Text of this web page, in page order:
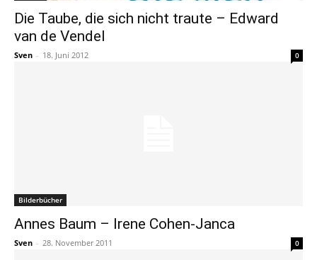
Die Taube, die sich nicht traute – Edward
van de Vendel
Sven - 18. Juni 2012 0
Bilderbücher
Annes Baum – Irene Cohen-Janca
Sven - 28. November 2011 0